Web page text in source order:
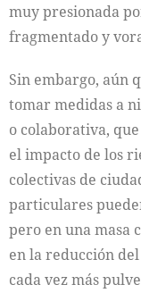
muy presionada
fragmentado y
Sin embargo, aún
tomar medidas a
o colaborativa,
el impacto de los
colectivas de
particulares
pero en una masa
en la reducción
cada vez más